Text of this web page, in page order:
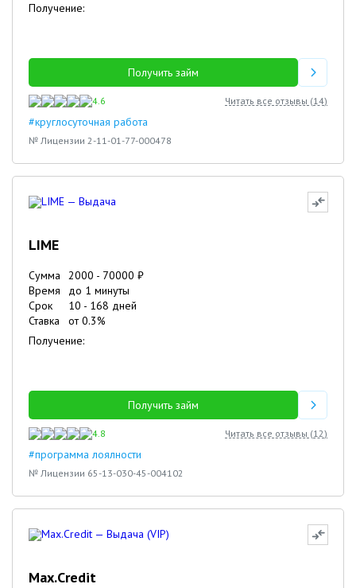
Получение:
Получить займ
4.6 Читать все отзывы (14)
#круглосуточная работа
№ Лицензии 2-11-01-77-000478
LIME
Сумма 2000 - 70000 ₽
Время
до 1 минуты
Срок
10 - 168 дней
Ставка
от0.3%
Получение:
Получить займ
4.8 Читать все отзывы (12)
#программа лоялности
№ Лицензии 65-13-030-45-004102
Max.Credit